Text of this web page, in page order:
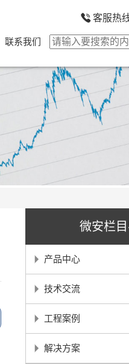
客服热
联系我们
微安栏
产品中心
技术交流
工程案例
解决方案